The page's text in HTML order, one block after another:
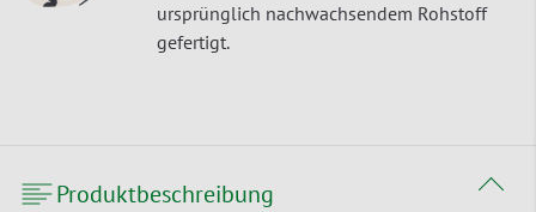
ursprünglich nachwachsendem Rohstoff
gefertigt.
Produktbeschreibung